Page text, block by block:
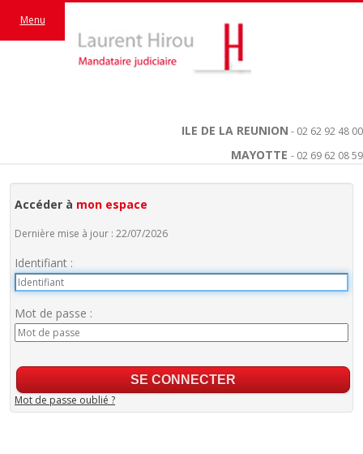
ILE DE LA REUNION - 02 62 92 48 00
MAYOTTE - 02 69 62 08 59
Menu
Accéder à mon espace
Dernière mise à jour : 22/07/2026
Identifiant :
Mot de passe :
Mot de passe oublié ?